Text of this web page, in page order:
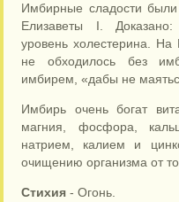
Имбирные сладости
Елизаветы I.
уровень холестерина. На
не обходилось без
имбирем, «дабы не
Имбирь очень богат
магния, фосфора,
натрием, калием и
очищению организма от
Стихия - Огонь.